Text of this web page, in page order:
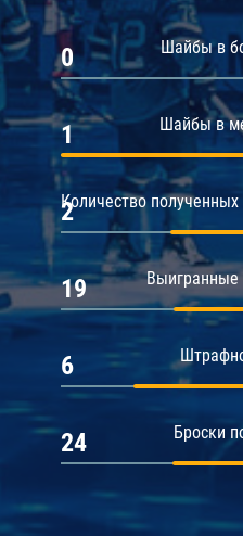
Шайбы в
0
Шайбы в
1
Количество
2
Выигранные
19
6
Броски
24